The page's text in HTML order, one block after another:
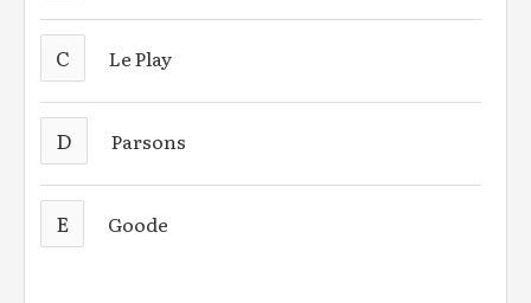
C Le Play
D Parsons
E Goode